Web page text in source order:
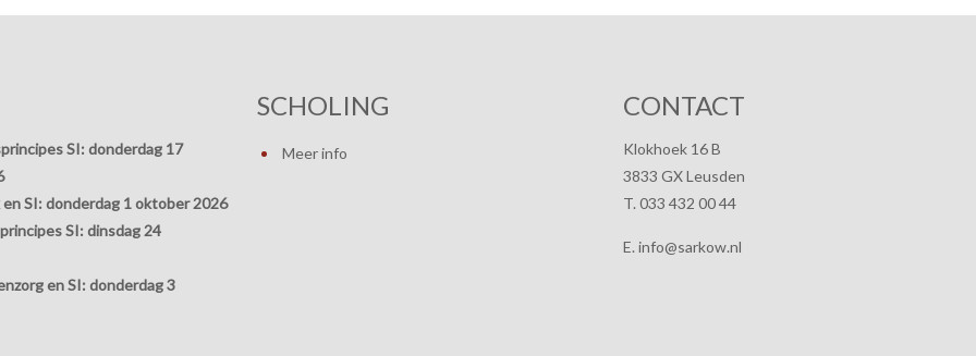
SI: donderdag 17
SI: donderdag 1 oktober 2026
SI: dinsdag 24
en SI: donderdag 3
SCHOLING
Meer info
CONTACT
Klokhoek 16 B
3833 GX Leusden
T. 033 432 00 44
E. info@sarkow.nl